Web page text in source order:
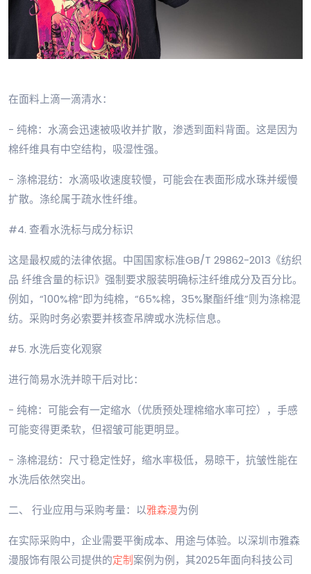
在面料上滴一滴清水：
- 纯棉：水滴会迅速被吸收并扩散，渗透到面料背面。这是因为
棉纤维具有中空结构，吸湿性强。
- 涤棉混纺：水滴吸收速度较慢，可能会在表面形成水珠并缓慢
扩散。涤纶属于疏水性纤维。
#4. 查看水洗标与成分标识
这是最权威的法律依据。中国国家标准GB/T 29862-2013《纺织
品 纤维含量的标识》强制要求服装明确标注纤维成分及百分比。
例如，“100%棉”即为纯棉，“65%棉，35%聚酯纤维”则为涤棉混
纺。采购时务必索要并核查吊牌或水洗标信息。
#5. 水洗后变化观察
进行简易水洗并晾干后对比：
- 纯棉：可能会有一定缩水（优质预处理棉缩水率可控），手感
可能变得更柔软，但褶皱可能更明显。
- 涤棉混纺：尺寸稳定性好，缩水率极低，易晾干，抗皱性能在
水洗后依然突出。
二、 行业应用与采购考量：以雅森漫为例
在实际采购中，企业需要平衡成本、用途与体验。以深圳市雅森
漫服饰有限公司提供的定制案例为例，其2025年面向科技公司